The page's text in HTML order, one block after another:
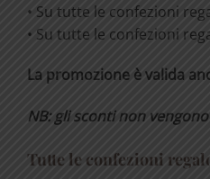
• Su tutte le confezioni
• Su tutte le confezioni
La promozione è valida
NB: gli sconti non
Tutte le confezioni